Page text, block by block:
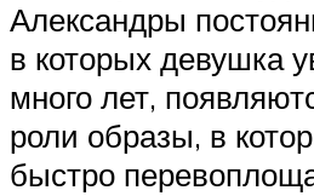
Александры
в которых девушка
много лет,
роли образы, в
быстро